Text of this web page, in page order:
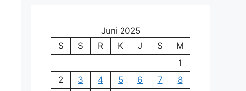
Juni 2025
S
S R K J S
M
1
2
3 4 5 6 7
8